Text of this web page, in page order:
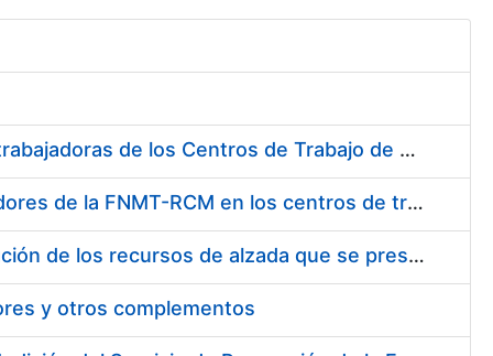
Suministro de Protectores Auditivos a medida para las personas trabajadoras de los Centros de Trabajo de Madrid y Burgos
Suministro de gafas graduadas antiproyecciones para los trabajadores de la FNMT-RCM en los centros de trabajo de Madrid y Burgos
Servicios de una empresa externa para el asesoramiento y resolución de los recursos de alzada que se presentan relacionados con procesos de selección para la FNMT-RCM
y otros complementos